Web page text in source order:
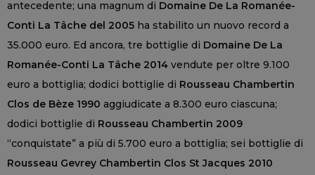
antecedente; una magnum di Domaine De La Romanée-
Conti La Tâche del 2005 ha stabilito un nuovo record a
35.000 euro. Ed ancora, tre bottiglie di Domaine De La
Romanée-Conti La Tâche 2014 vendute per oltre 9.100
euro a bottiglia; dodici bottiglie di Rousseau Chambertin
Clos de Bèze 1990 aggiudicate a 8.300 euro ciascuna;
dodici bottiglie di Rousseau Chambertin 2009
“conquistate” a più di 5.700 euro a bottiglia; sei bottiglie di
Rousseau Gevrey Chambertin Clos St Jacques 2010